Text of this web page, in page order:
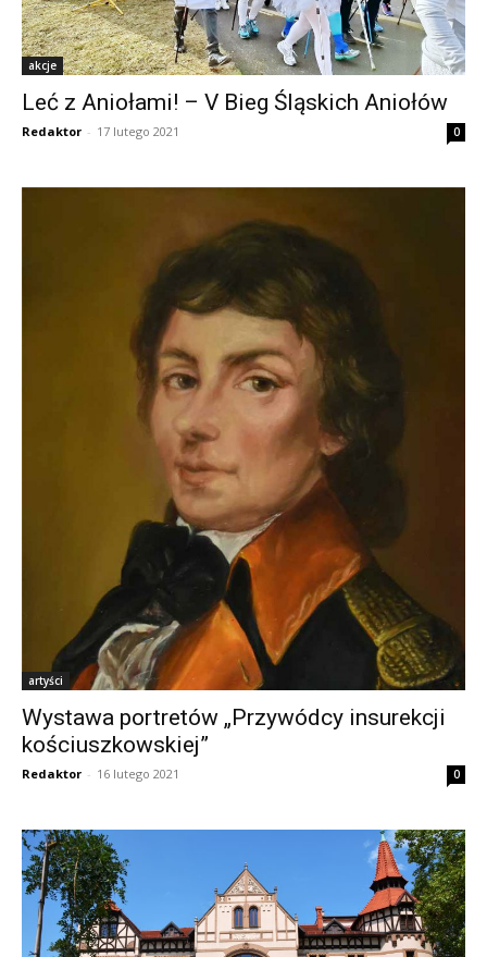
akcje
Leć z Aniołami! – V Bieg Śląskich Aniołów
Redaktor - 17 lutego 2021 0
artyści
Wystawa portretów „Przywódcy insurekcji
kościuszkowskiej”
Redaktor - 16 lutego 2021 0